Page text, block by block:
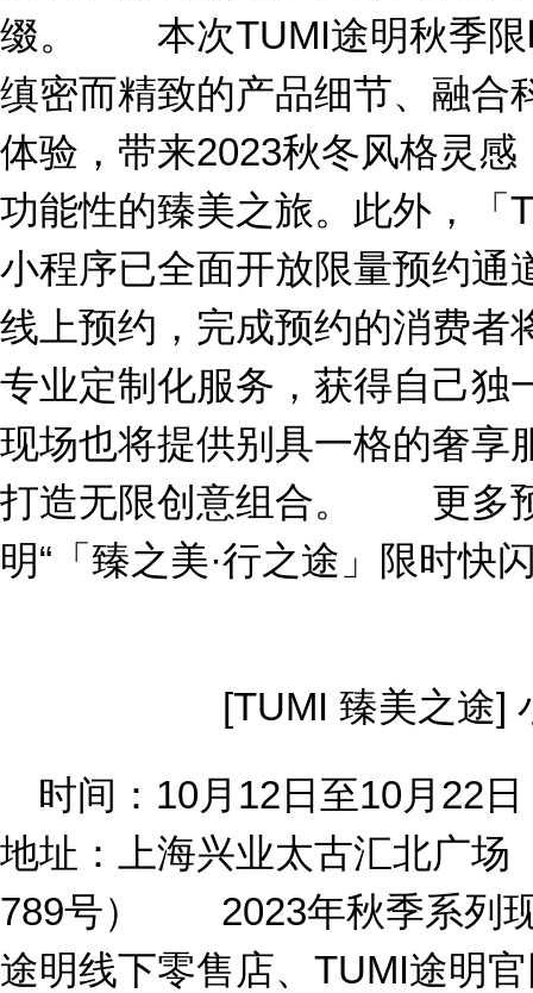
缀。 本次TUMI途明秋季限
缜密而精致的产品细节、融合
体验，带来2023秋冬风格灵
功能性的臻美之旅。此外，「
小程序已全面开放限量预约通
线上预约，完成预约的消费者
专业定制化服务，获得自己独
现场也将提供别具一格的奢享
打造无限创意组合。 更
明“「臻之美·行之途」限时快
[TUMI 臻美之途]
时间：10月12日至10月
地址：上海兴业太古汇北广场
789号） 2023年秋季系列现
途明线下零售店、TUMI途明